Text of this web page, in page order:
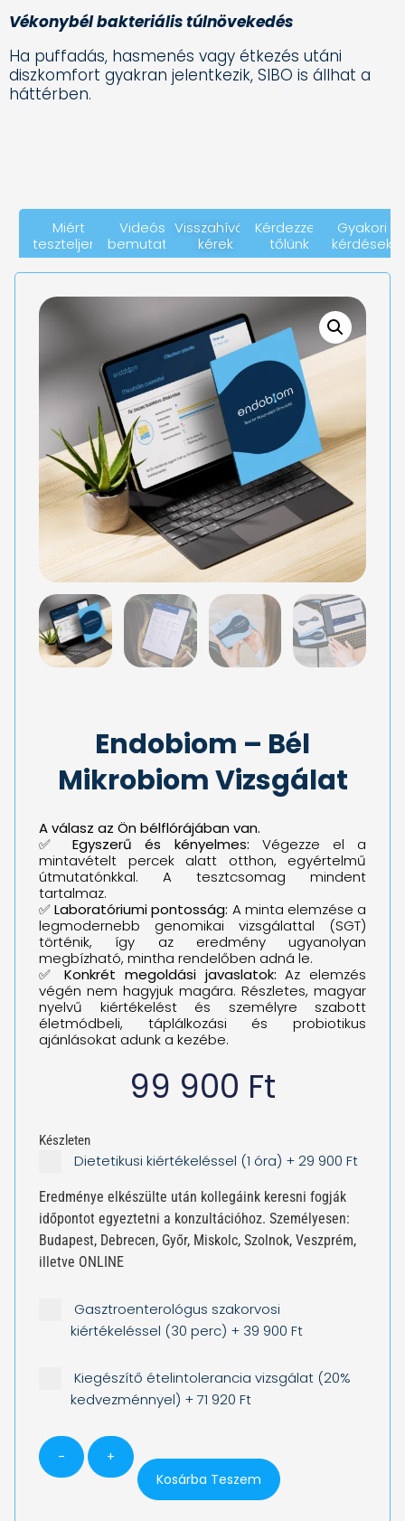
Vékonybél bakteriális túlnövekedés
Ha puffadás, hasmenés vagy étkezés utáni
diszkomfort gyakran jelentkezik, SIBO is állhat a
háttérben.
Miért
teszteljen?
Videós
bemutató
Visszahívást
kérek
Kérdezzen
tőlünk
Gyakori
kérdések
Endobiom – Bél
Mikrobiom Vizsgálat
A válasz az Ön bélflórájában van.
✅Egyszerű és kényelmes: Végezze el a
mintavételt percek alatt otthon, egyértelmű
útmutatónkkal. A tesztcsomag mindent
tartalmaz.
✅Laboratóriumi pontosság: A minta elemzése a
legmodernebb genomikai vizsgálattal (SGT)
történik, így az eredmény ugyanolyan
megbízható, mintha rendelőben adná le.
✅Konkrét megoldási javaslatok: Az elemzés
végén nem hagyjuk magára. Részletes, magyar
nyelvű kiértékelést és személyre szabott
életmódbeli, táplálkozási és probiotikus
ajánlásokat adunk a kezébe.
99 900 Ft
Készleten
Dietetikusi kiértékeléssel (1 óra) + 29 900 Ft
Eredménye elkészülte után kollegáink keresni fogják
időpontot egyeztetni a konzultációhoz. Személyesen:
Budapest, Debrecen, Győr, Miskolc, Szolnok, Veszprém,
illetve ONLINE
Gasztroenterológus szakorvosi
kiértékeléssel (30 perc) + 39 900 Ft
Kiegészítő ételintolerancia vizsgálat (20%
kedvezménnyel) +71 920 Ft
-
+
Kosárba Teszem